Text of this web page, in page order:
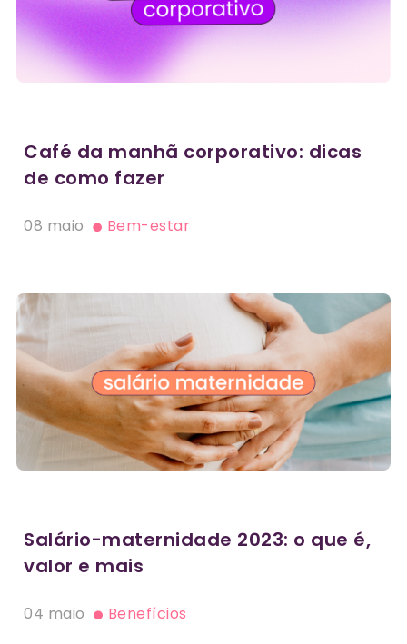
Café da manhã corporativo: dicas
de como fazer
08 maio Bem-estar
Salário-maternidade 2023: o que é,
valor e mais
04 maio Benefícios